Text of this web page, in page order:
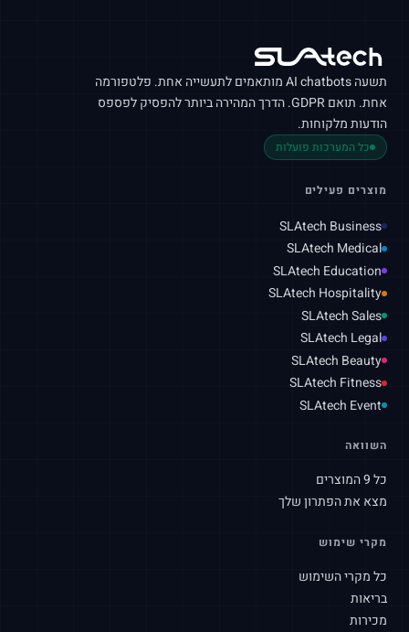
תשעהAI chatbotsמותאמים לתעשייה אחת. פלטפורמה
אחת. תואםGDPR. הדרך המהירה ביותר להפסיק לפספס
הודעות מלקוחות.
כל המערכות פועלות
מוצרים פעילים
SLAtech Business
SLAtech Medical
SLAtech Education
SLAtech Hospitality
SLAtech Sales
SLAtech Legal
SLAtech Beauty
SLAtech Fitness
SLAtech Event
השוואה
כל 9 המוצרים
מצא את הפתרון שלך
מקרי שימוש
כל מקרי השימוש
בריאות
מכירות